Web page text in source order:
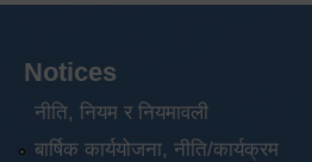
Notices
नीति, नियम र नियमावली
बार्षिक कार्ययोजना, नीति/कार्यक्रम